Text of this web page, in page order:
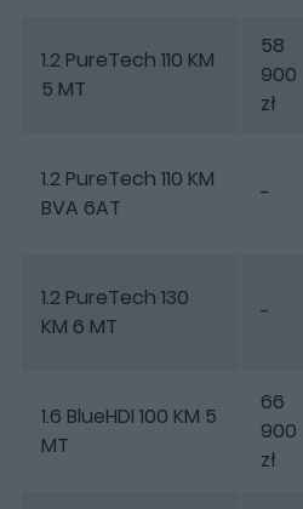
1.2 PureTech 110 KM
5 MT
58
900
zł
1.2 PureTech 110 KM
BVA 6AT
-
1.2 PureTech 130
KM 6 MT
-
1.6 BlueHDI 100 KM 5
MT
66
900
zł